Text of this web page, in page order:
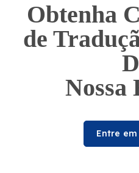
Obtenha
de
Nossa
Entre